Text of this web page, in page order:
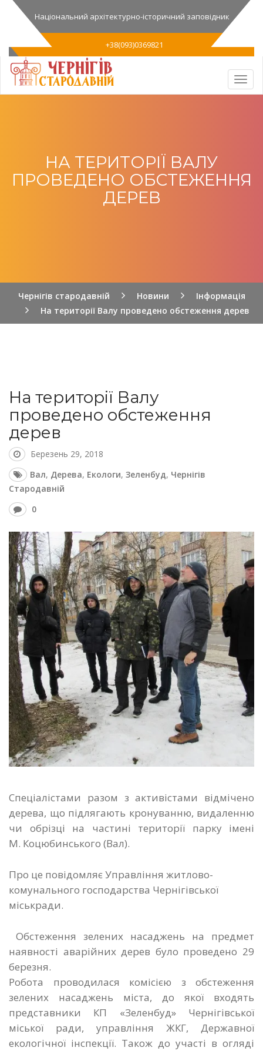
Національний архітектурно-історичний заповідник
+38(093)0369821
НА ТЕРИТОРІЇ ВАЛУ
ПРОВЕДЕНО ОБСТЕЖЕННЯ
ДЕРЕВ
Чернігів стародавній Новини
Інформація
На території Валу проведено обстеження дерев
На території Валу
проведено обстеження
дерев
Березень 29, 2018
Вал, Дерева, Екологи, Зеленбуд, Чернігів
Стародавній
0
Спеціалістами разом з активістами відмічено
дерева, що підлягають кронуванню, видаленню
чи обрізці на частині території парку імені
М. Коцюбинського (Вал).
Про це повідомляє Управління житлово-
комунального господарства Чернігівської
міськради.
Обстеження зелених насаджень на предмет
наявності аварійних дерев було проведено 29
березня.
Робота проводилася комісією з обстеження
зелених насаджень міста, до якої входять
представники КП «Зеленбуд» Чернігівської
міської ради, управління ЖКГ, Державної
екологічної інспекції. Також до участі в огляді